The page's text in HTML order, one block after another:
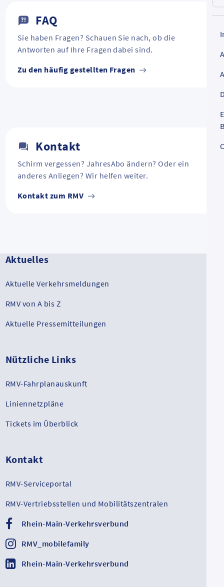
FAQ
Sie haben Fragen? Schauen Sie nach, ob die
Antworten auf Ihre Fragen dabei sind.
Zu den häufig gestellten Fragen
Kontakt
Schirm vergessen? JahresAbo ändern? Oder ein
anderes Anliegen? Wir helfen weiter.
Kontakt zum RMV
Aktuelles
Aktuelle Verkehrsmeldungen
RMV von A bis Z
Aktuelle Pressemitteilungen
Nützliche Links
RMV-Fahrplanauskunft
Liniennetzpläne
Tickets im Überblick
Kontakt
RMV-Serviceportal
RMV-Vertriebsstellen und Mobilitätszentralen
Rhein-Main-Verkehrsverbund
RMV_mobilefamily
Rhein-Main-Verkehrsverbund